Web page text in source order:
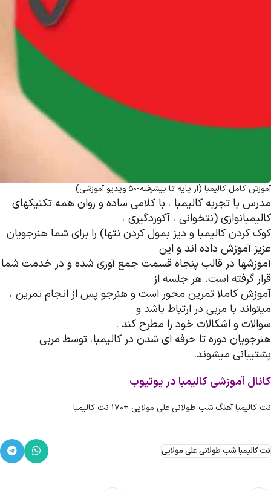
آموزش کامل کالیمبا (از پایه تا پیشرفته-50 ویدیو آموزشی)
مدرس با تجربه کالیمبا ، با کلامی ساده و روان همه تکنیکهای
کالیمبانوازی (نتخوانی ، آکوردگیری ،
کوک کردن کالیمبا و دیز بمول کردن نتها) را برای شما هنرجویان
عزیز آموزش داده اند و این
آموزشها در قالب پنجاه قسمت جمع آوری شده و در خدمت شما
قرار گرفته است. هر جلسه از
آموزش کاملا تمرین محور است و هنرجو پس از انجام تمرین ،
میتواند با مربی در ارتباط باشد و
سوالات و اشکالات خود را مطرح کند .
هنرجویان دوره تا حرفه ای شدن در کالیمبا، توسط مربی
پشتیبانی میشوند.
کانال آموزشی کالیمبا در یوتیوب
نت کالیمبا آهنگ شب طولانی علی مولایی +170 نت کالیمبا
نت کالیمبا شب طولانی علی مولایی